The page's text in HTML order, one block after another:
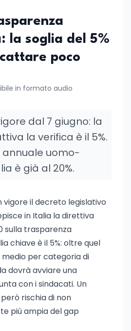
la soglia del 5%
poco
in formato audio
dal 7 giugno: la
la verifica è il 5%.
annuale uomo-
è già al 20%.
vigore il decreto legislativo
in Italia la direttiva
sulla trasparenza
chiave è il 5%: oltre quel
per categoria di
dovrà avviare una
con i sindacati. Un
rischia di non
più ampia del gap